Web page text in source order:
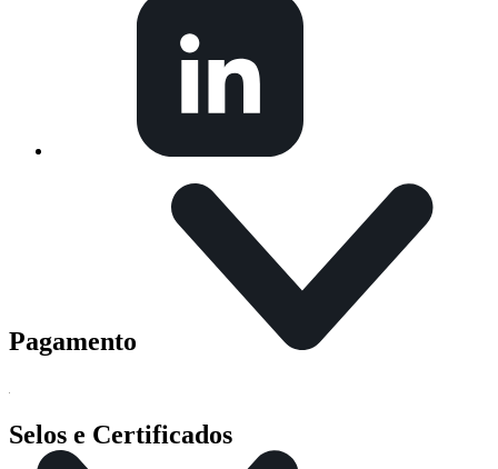
Pagamento
Selos e Certificados